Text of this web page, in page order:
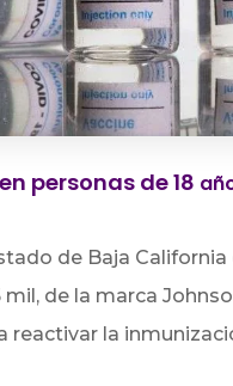
personas de 18
de Baja
mil, de la marca
reactivar la